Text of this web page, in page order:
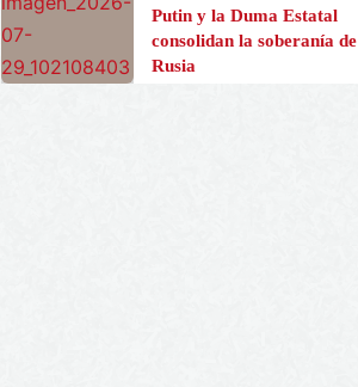
Putin y la Duma Estatal
consolidan la soberanía de
Rusia